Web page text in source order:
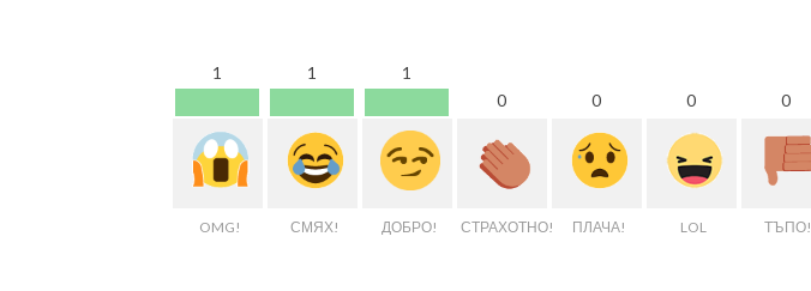
1
OMG!
1
СМЯХ!
1
ДОБРО!
0
СТРАХОТНО!
0
ПЛАЧА!
0
LOL
0
ТЪПО!